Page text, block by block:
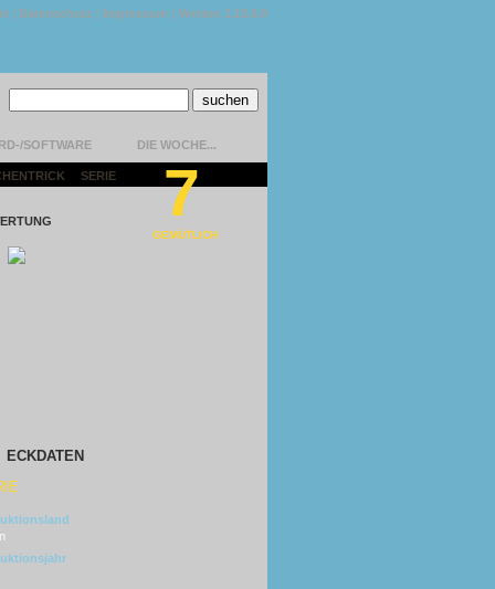
| Datenschutz | Impressum | Version 1.13.0.9
SOFTWARE DIE WOCHE...
SERIE 7
GEMÜTLICH
ECKDATEN